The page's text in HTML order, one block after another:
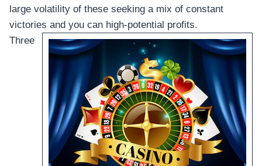
large volatility of these seeking a mix of constant
victories and you can high-potential profits.
Three